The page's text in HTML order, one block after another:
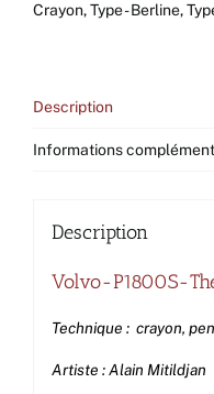
Crayon,Type - Berline,
Description
Informations
Description
Volvo-P1800S-
Technique : crayon,
Artiste : Alain Mitildjan